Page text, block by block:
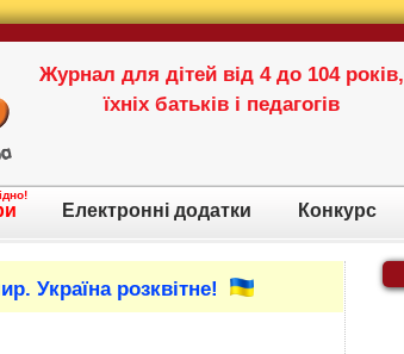
Журнал для дітей від 4 до 104 років,
їхніх батьків і педагогів
Електронні додатки Конкурс
Україна розквітне!